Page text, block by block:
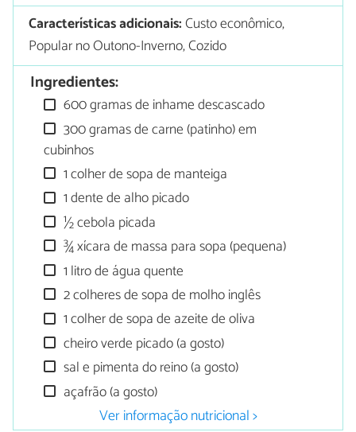
Características adicionais:Custo econômico,
Popular no Outono-Inverno, Cozido
Ingredientes:
600 gramas de inhame descascado
300 gramas de carne (patinho) em
cubinhos
1 colher de sopa de manteiga
1 dente de alho picado
½ cebola picada
¾ xícara de massa para sopa (pequena)
1 litro de água quente
2 colheres de sopa de molho inglês
1 colher de sopa de azeite de oliva
cheiro verde picado (a gosto)
sal e pimenta do reino (a gosto)
açafrão (a gosto)
Ver informação nutricional >